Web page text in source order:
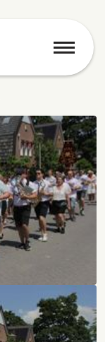
menu